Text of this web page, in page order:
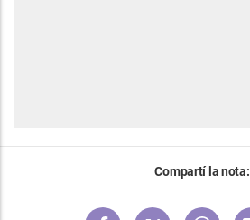
Compartí la nota: